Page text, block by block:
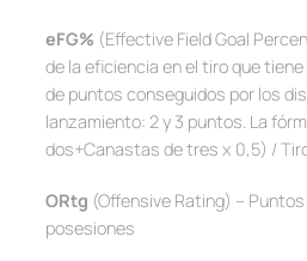
eFG% (Effective Field Goal
de la eficiencia en el tiro que
de puntos conseguidos por los
lanzamiento: 2 y 3 puntos. La
dos+Canastas de tres x 0,5) /
ORtg (Offensive Rating) –
posesiones